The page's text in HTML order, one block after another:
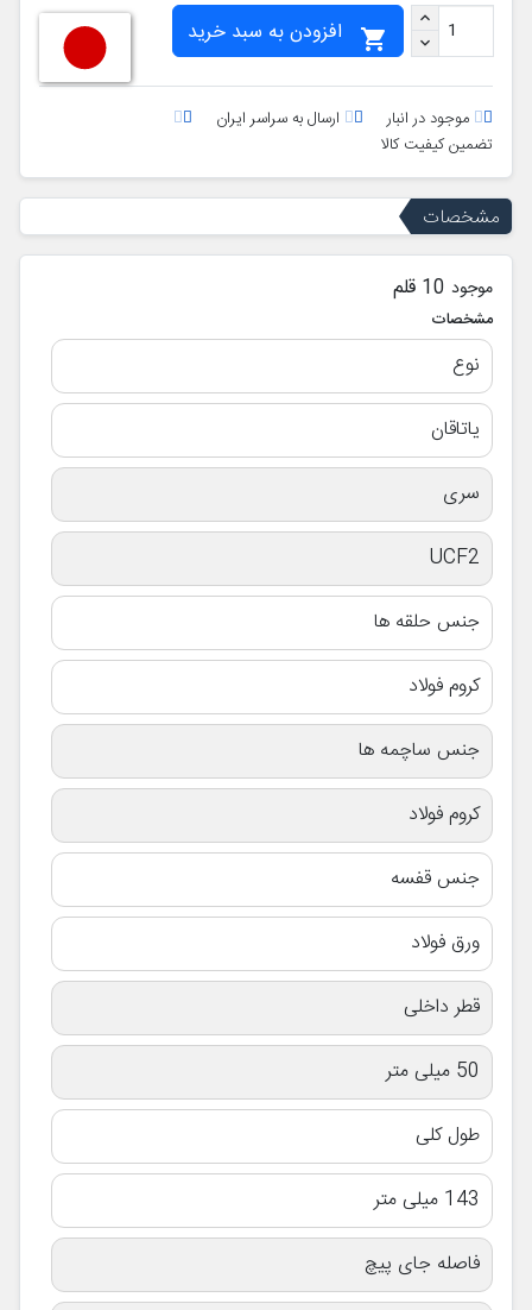

موجود در انبار
ارسال به سراسر ایران
تضمین کیفیت کالا
مشخصات
موجود 10 قلم
مشخصات
نوع
یاتاقان
سری
UCF2
جنس حلقه ها
کروم فولاد
جنس ساچمه ها
کروم فولاد
جنس قفسه
ورق فولاد
قطر داخلی
50 میلی متر
طول کلی
143 میلی متر
فاصله جای پیچ